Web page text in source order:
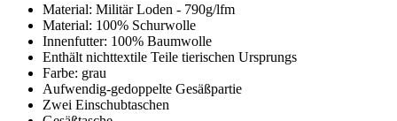
Material: Militär Loden - 790g/lfm
Material: 100% Schurwolle
Innenfutter: 100% Baumwolle
Enthält nichttextile Teile tierischen Ursprungs
Farbe: grau
Aufwendig-gedoppelte Gesäßpartie
Zwei Einschubtaschen